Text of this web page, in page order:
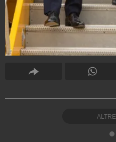
ALTRE